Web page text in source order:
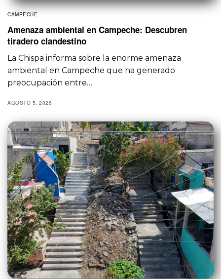
CAMPECHE
Amenaza ambiental en Campeche: Descubren
tiradero clandestino
La Chispa informa sobre la enorme amenaza
ambiental en Campeche que ha generado
preocupación entre…
AGOSTO 5, 2026